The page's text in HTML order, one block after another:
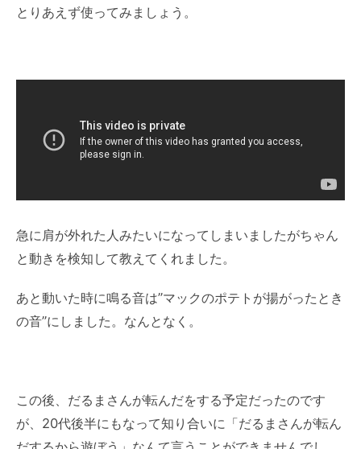
とりあえず使ってみましょう。
急に肩が外れた人みたいになってしまいましたがちゃん
と動きを検知して教えてくれました。
あと動いた時に鳴る音は”マックのポテトが揚がったとき
の音”にしました。なんとなく。
この後、だるまさんが転んだをする予定だったのです
が、20代後半にもなって知り合いに「だるまさんが転ん